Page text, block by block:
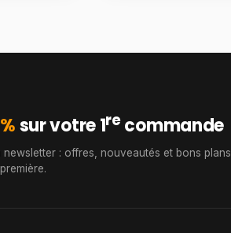
sur votre 1recommande
: offres, nouveautés et bons plans